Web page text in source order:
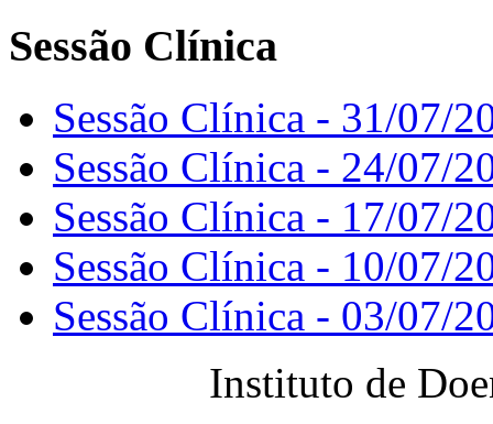
Sessão Clínica
Sessão Clínica - 31/07/
Sessão Clínica - 24/07/
Sessão Clínica - 17/07/
Sessão Clínica - 10/07/
Sessão Clínica - 03/07/
Instituto de